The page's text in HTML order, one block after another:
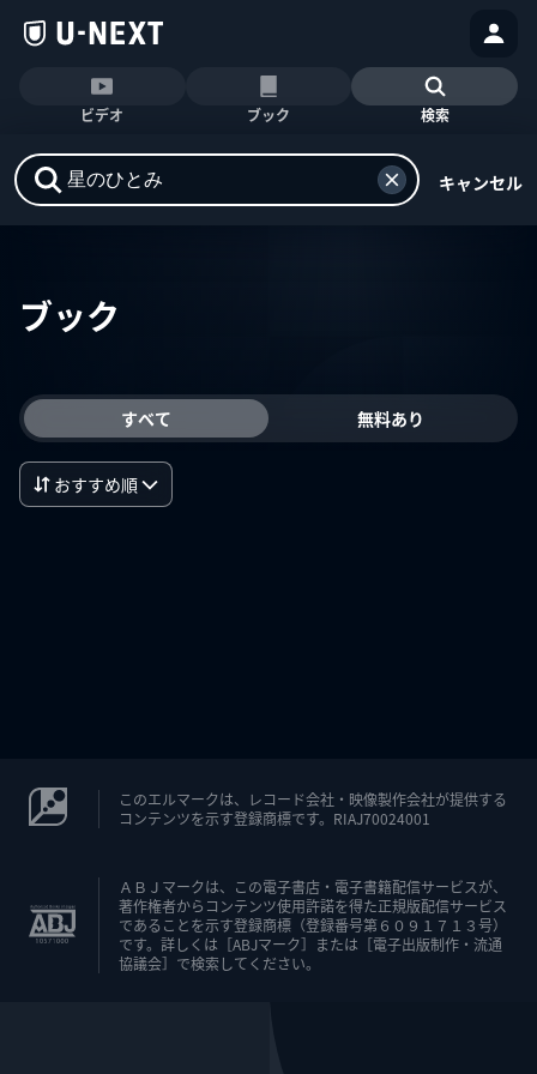
ビデオ ブック 検索
キャンセル
ブック
すべて 無料あり
おすすめ順
このエルマークは、レコード会社・映像製作会社が提供する
コンテンツを示す登録商標です。RIAJ70024001
ＡＢＪマークは、この電子書店・電子書籍配信サービスが、
著作権者からコンテンツ使用許諾を得た正規版配信サービス
であることを示す登録商標（登録番号第６０９１７１３号）
です。詳しくは［ABJマーク］または［電子出版制作・流通
協議会］で検索してください。